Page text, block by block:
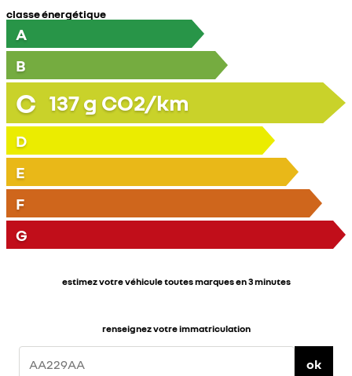
classe énergétique
A
B
C 137g CO2/km
D
E
F
G
estimez votre véhicule toutes marques en 3 minutes
renseignez votre immatriculation
ok